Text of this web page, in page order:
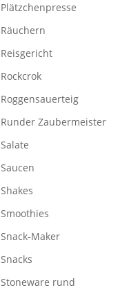
Plätzchenpresse
Räuchern
Reisgericht
Rockcrok
Roggensauerteig
Runder Zaubermeister
Salate
Saucen
Shakes
Smoothies
Snack-Maker
Snacks
Stoneware rund